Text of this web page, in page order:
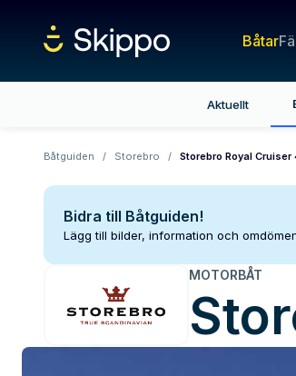
Båtar
Aktuellt
Båtguiden / Storebro / Storebro Royal Cruiser
Bidra till Båtguiden!
Lägg till bilder, information och
MOTORBÅT